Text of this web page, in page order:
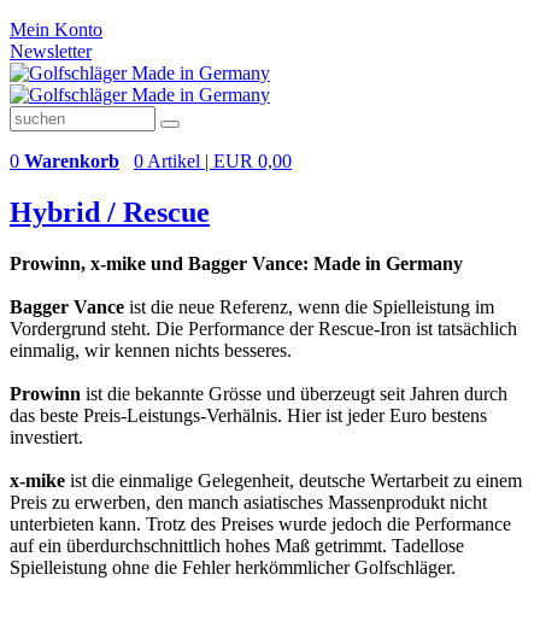
Mein Konto
Newsletter
0 Warenkorb 0 Artikel | EUR 0,00
Hybrid / Rescue
Prowinn, x-mike und Bagger Vance: Made in Germany
Bagger Vance ist die neue Referenz, wenn die Spielleistung im
Vordergrund steht. Die Performance der Rescue-Iron ist tatsächlich
einmalig, wir kennen nichts besseres.
Prowinn ist die bekannte Grösse und überzeugt seit Jahren durch
das beste Preis-Leistungs-Verhälnis. Hier ist jeder Euro bestens
investiert.
x-mike ist die einmalige Gelegenheit, deutsche Wertarbeit zu einem
Preis zu erwerben, den manch asiatisches Massenprodukt nicht
unterbieten kann. Trotz des Preises wurde jedoch die Performance
auf ein überdurchschnittlich hohes Maß getrimmt. Tadellose
Spielleistung ohne die Fehler herkömmlicher Golfschläger.